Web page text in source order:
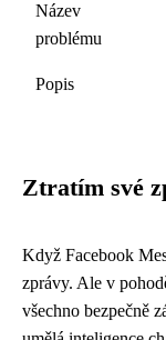
Název
problému
Popis
Ztratím své
Když Facebook
zprávy. Ale v
všechno bezpečně